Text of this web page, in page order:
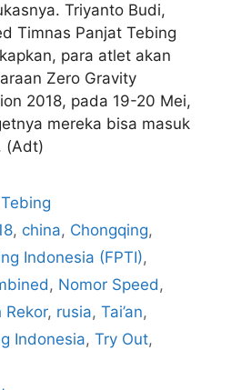
Triyanto Budi,
Timnas Panjat Tebing
para atlet akan
Zero Gravity
2018, pada 19-20 Mei,
mereka bisa masuk
(Adt)
, china, Chongqing,
Indonesia (FPTI),
, Nomor Speed,
Rekor, rusia, Tai’an,
Indonesia, Try Out,